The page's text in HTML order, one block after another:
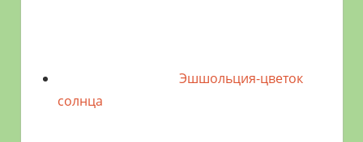
Эшшольция-цветок
солнца